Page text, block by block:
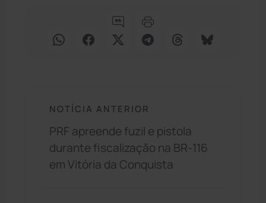
NOTÍCIA ANTERIOR
PRF apreende fuzil e pistola
durante fiscalização na BR-116
em Vitória da Conquista